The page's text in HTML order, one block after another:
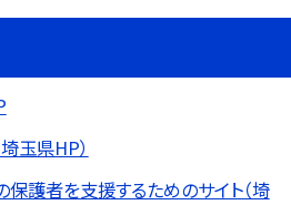
玉県HP）
護者を支援するためのサイト（埼